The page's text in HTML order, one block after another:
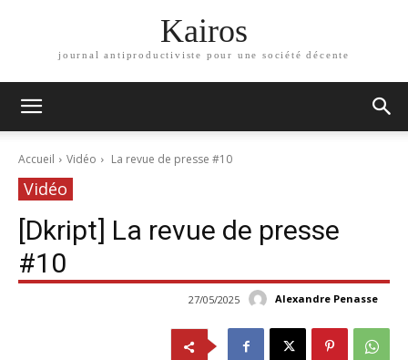
Kairos
journal antiproductiviste pour une société décente
Accueil Vidéo La revue de presse #10
Vidéo
[Dkript] La revue de presse
#10
Alexandre Penasse
27/05/2025